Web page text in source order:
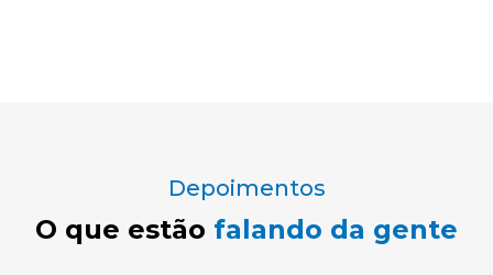
Depoimentos
O que estão falando da gente